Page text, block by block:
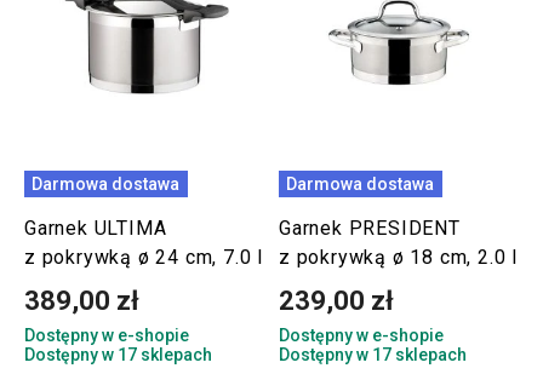
Darmowa dostawa
Garnek ULTIMA
z pokrywką ø 24 cm, 7.0 l
389,00 zł
Dostępny w e-shopie
Dostępny w 17 sklepach
Darmowa dostawa
Garnek PRESIDENT
z pokrywką ø 18 cm, 2.0 l
239,00 zł
Dostępny w e-shopie
Dostępny w 17 sklepach